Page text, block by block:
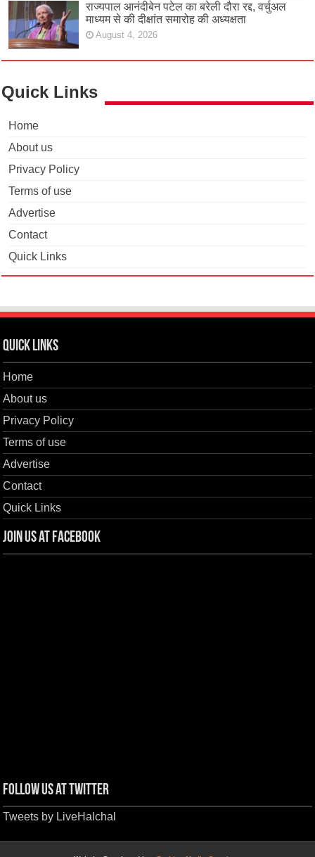
राज्यपाल आनंदीबेन पटेल का बरेली दौरा रद्द, वर्चुअल
माध्यम से की दीक्षांत समारोह की अध्यक्षता
August 4, 2026
Quick Links
Home
About us
Privacy Policy
Terms of use
Advertise
Contact
Quick Links
Quick Links
Home
About us
Privacy Policy
Terms of use
Advertise
Contact
Quick Links
Join us at Facebook
Follow us at Twitter
Tweets by LiveHalchal